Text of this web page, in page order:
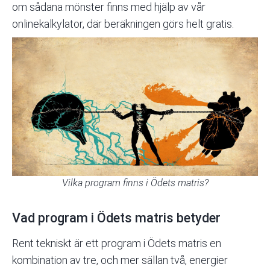
om sådana mönster finns med hjälp avvår
onlinekalkylator, där beräkningen görs helt gratis.
Vilka program finns i Ödets matris?
Vad program i Ödets matris betyder
Rent tekniskt är ett program i Ödets matris en
kombination av tre, och mer sällan två, energier